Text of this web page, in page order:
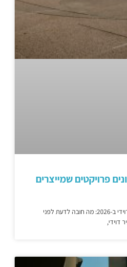
פרויקטים שמייצרים
פרויקטי נדל"ן של מאיר דוידי ב-2026: מה חובה לדעת לפני
דוידי,